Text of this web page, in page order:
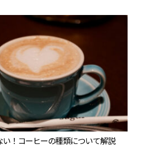
い！コーヒーの種類について解説